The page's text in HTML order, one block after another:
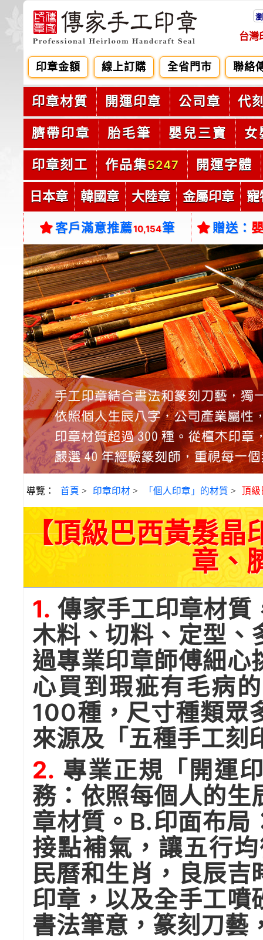
台灣
印章金額 線上訂購 全省門市 聯絡
印章材質 開運印章 公司章 代
臍帶印章 胎毛筆 嬰兒三寶 女
印章刻工 作品集5247 開運字體
日本章 韓國章 大陸章 金屬印章 寵
客戶滿意推薦10,154筆 贈送：
導覽： 首頁 > 印章印材 > 「個人印章」的材質 > 頂
【頂級巴西黃髮晶
章、
1. 傳家手工印章材質
木料、切料、定型、
過專業印章師傅細心
心買到瑕疵有毛病
100種，尺寸種類眾
來源及「五種手工刻
2. 專業正規「開運
務：依照每個人的生
章材質。B.印面布局
接點補氣，讓五行
民曆和生肖，良辰吉
印章，以及全手工噴
書法筆意，篆刻刀藝